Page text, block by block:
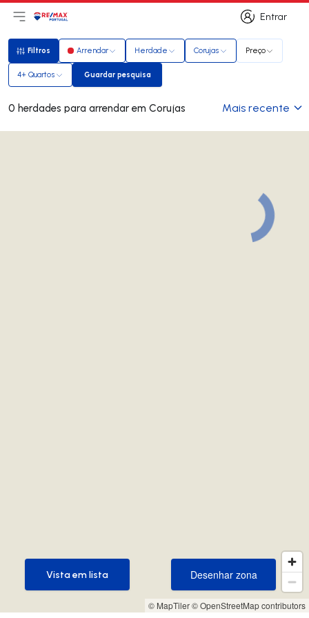
Entrar
Entrar
Abri menu principal
LogoIr para página inicial
Filtros
Filtros Arrendar Herdade Corujas Preço
4+ Quartos Guardar pesquisa
Guardar pesquisa
0 herdades para arrendar em Corujas Mais recente
© MapTiler© OpenStreetMap contributors
Desenhar zona
Desenhar zona
Vista em lista
Vista em lista